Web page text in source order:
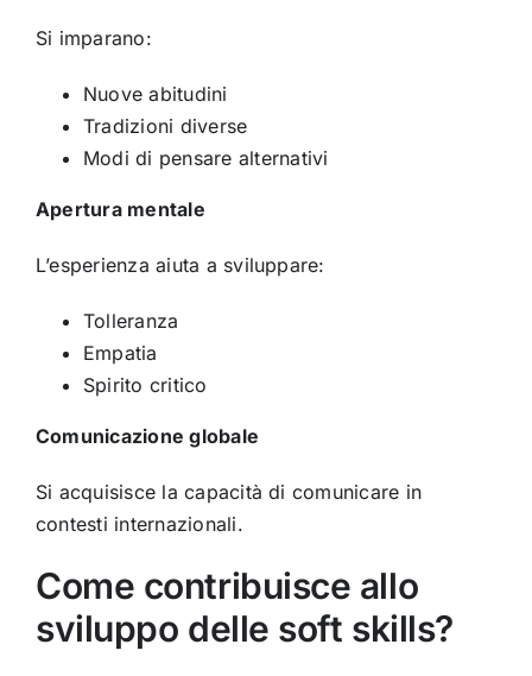
Si imparano:
Nuove abitudini
Tradizioni diverse
Modi di pensare alternativi
Apertura mentale
L’esperienza aiuta a sviluppare:
Tolleranza
Empatia
Spirito critico
Comunicazione globale
Si acquisisce la capacità di comunicare in
contesti internazionali.
Come contribuisce allo
sviluppo delle soft skills?